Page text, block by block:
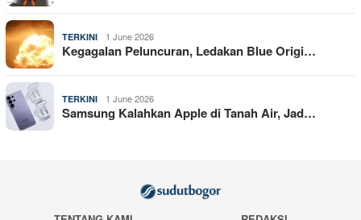
TERKINI 1 June 2026
Kegagalan Peluncuran, Ledakan Blue Origi…
TERKINI 1 June 2026
Samsung Kalahkan Apple di Tanah Air, Jad…